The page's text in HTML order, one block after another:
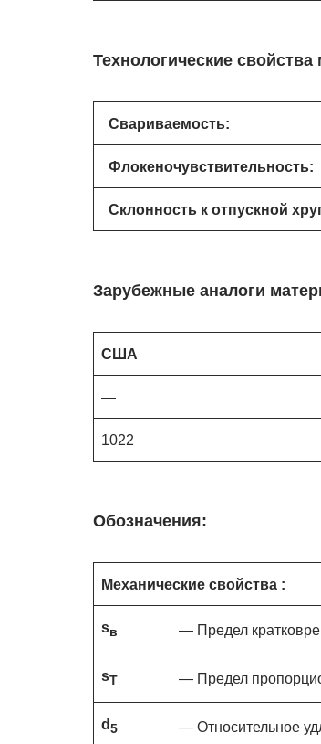
Технологические свойства
Свариваемость:
Флокеночувствительность:
Склонность к отпускной
Зарубежные аналоги
США
—
1022
Обозначения:
Механические свойства :
sв — Предел
sT — Предел
d5 — Относительное